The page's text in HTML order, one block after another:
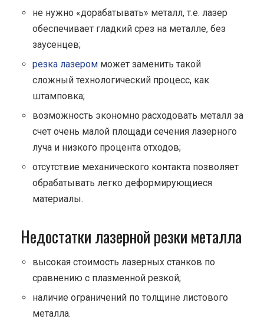
не нужно «дорабатывать» металл, т.е. лазер
обеспечивает гладкий срез на металле, без
заусенцев;
резка лазером может заменить такой
сложный технологический процесс, как
штамповка;
возможность экономно расходовать металл за
счет очень малой площади сечения лазерного
луча и низкого процента отходов;
отсутствие механического контакта позволяет
обрабатывать легко деформирующиеся
материалы.
Недостатки лазерной резки металла
высокая стоимость лазерных станков по
сравнению с плазменной резкой;
наличие ограничений по толщине листового
металла.